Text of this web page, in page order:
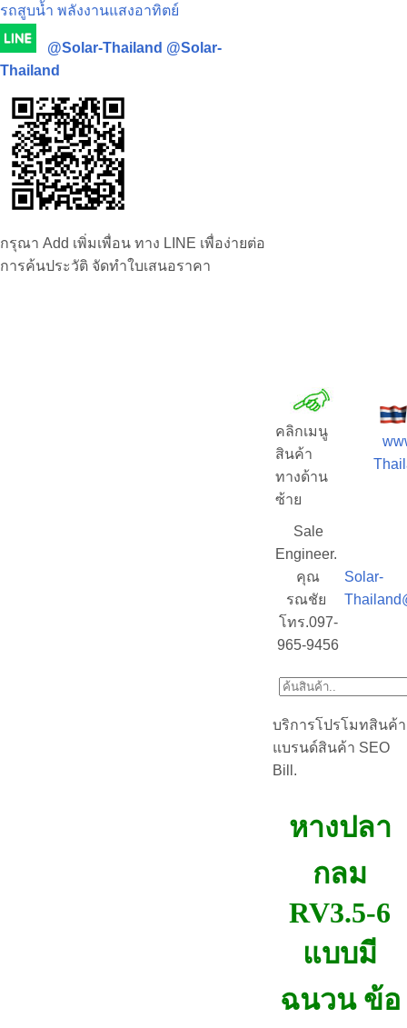
รถสูบน้ำ พลังงานแสงอาทิตย์
@Solar-Thailand @Solar-
Thailand
กรุณา Add เพิ่มเพื่อน ทาง LINE เพื่อง่ายต่อ
การค้นประวัติ จัดทำใบเสนอราคา
คลิกเมนู
สินค้า
ทางด้าน
ซ้าย
Sale
Engineer.
คุณ
รณชัย
โทร.097-
965-9456
Solar-
บริการโปรโมทสินค้า
แบรนด์สินค้า SEO
Bill.
หางปลา
กลม
RV3.5-6
แบบมี
ฉนวน ข้อ